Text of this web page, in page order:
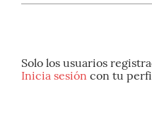
Solo los usuarios
Inicia sesión con tu